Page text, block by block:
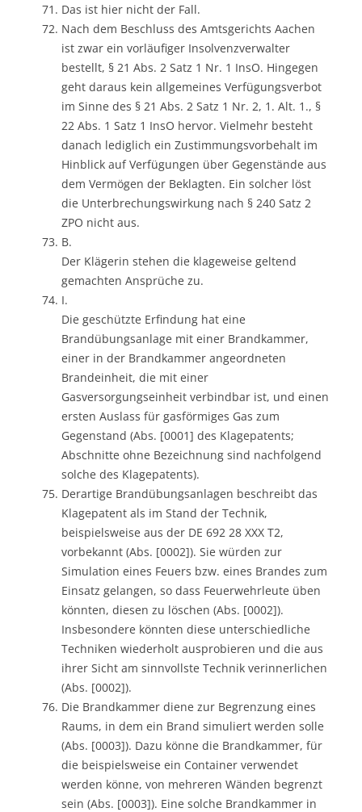
Das ist hier nicht der Fall.
Nach dem Beschluss des Amtsgerichts Aachen
ist zwar ein vorläufiger Insolvenzverwalter
bestellt, § 21 Abs. 2 Satz 1 Nr. 1 InsO. Hingegen
geht daraus kein allgemeines Verfügungsverbot
im Sinne des § 21 Abs. 2 Satz 1 Nr. 2, 1. Alt. 1., §
22 Abs. 1 Satz 1 InsO hervor. Vielmehr besteht
danach lediglich ein Zustimmungsvorbehalt im
Hinblick auf Verfügungen über Gegenstände aus
dem Vermögen der Beklagten. Ein solcher löst
die Unterbrechungswirkung nach § 240 Satz 2
ZPO nicht aus.
B.
Der Klägerin stehen die klageweise geltend
gemachten Ansprüche zu.
I.
Die geschützte Erfindung hat eine
Brandübungsanlage mit einer Brandkammer,
einer in der Brandkammer angeordneten
Brandeinheit, die mit einer
Gasversorgungseinheit verbindbar ist, und einen
ersten Auslass für gasförmiges Gas zum
Gegenstand (Abs. [0001] des Klagepatents;
Abschnitte ohne Bezeichnung sind nachfolgend
solche des Klagepatents).
Derartige Brandübungsanlagen beschreibt das
Klagepatent als im Stand der Technik,
beispielsweise aus der DE 692 28 XXX T2,
vorbekannt (Abs. [0002]). Sie würden zur
Simulation eines Feuers bzw. eines Brandes zum
Einsatz gelangen, so dass Feuerwehrleute üben
könnten, diesen zu löschen (Abs. [0002]).
Insbesondere könnten diese unterschiedliche
Techniken wiederholt ausprobieren und die aus
ihrer Sicht am sinnvollste Technik verinnerlichen
(Abs. [0002]).
Die Brandkammer diene zur Begrenzung eines
Raums, in dem ein Brand simuliert werden solle
(Abs. [0003]). Dazu könne die Brandkammer, für
die beispielsweise ein Container verwendet
werden könne, von mehreren Wänden begrenzt
sein (Abs. [0003]). Eine solche Brandkammer in